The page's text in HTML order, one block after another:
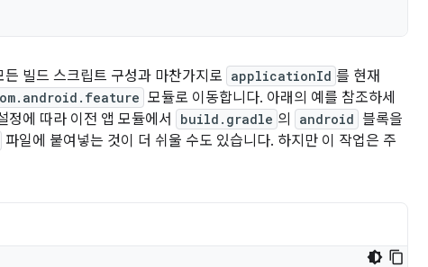
빌드 스크립트 구성과 마찬가지로 applicationId 를 현재
모듈로 이동합니다. 아래의 예를 참조하세
정에 따라 이전 앱 모듈에서 build.gradle 의 android 블록을
파일에 붙여넣는 것이 더 쉬울 수도 있습니다. 하지만 이 작업은 주